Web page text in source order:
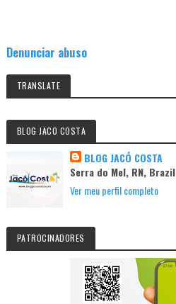
Denunciar abuso
TRANSLATE
BLOG JACO COSTA
BLOG JACÓ COSTA
Serra do Mel, RN, Brazil
Ver meu perfil completo
PATROCINADORES